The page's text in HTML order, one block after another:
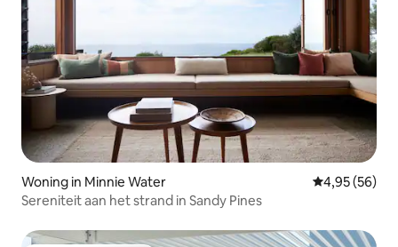
Woning in Minnie Water Gemiddelde
4,95 (56)
Sereniteit aan het strand in Sandy Pines